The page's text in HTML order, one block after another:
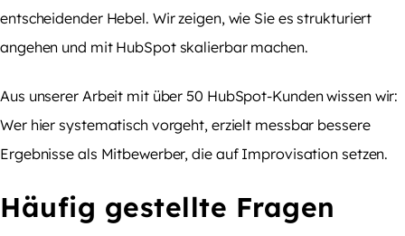
entscheidender Hebel. Wir zeigen, wie Sie es strukturiert
angehen und mit HubSpot skalierbar machen.
Aus unserer Arbeit mit über 50 HubSpot-Kunden wissen wir:
Wer hier systematisch vorgeht, erzielt messbar bessere
Ergebnisse als Mitbewerber, die auf Improvisation setzen.
Häufig gestellte Fragen